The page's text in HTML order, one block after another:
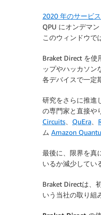
2020 年のサービ
QPU にオンデマ
このウィンドウで
Braket Direct を使
ップやハッカソン
各デバイスで一定
研究をさらに推進
の専門家と直接や
Circuits
QuEra
ム Amazon
最後に、限界を真
いるか減少してい
Braket Directは、
いう当社の取り組